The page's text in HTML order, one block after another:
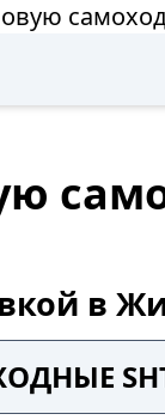
в